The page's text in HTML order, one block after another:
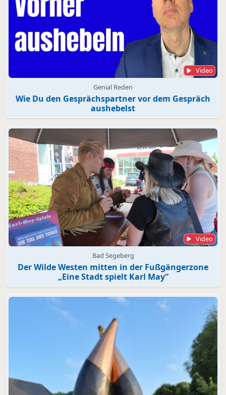
Video
Genial Reden
Wie Du den Gesprächspartner vor dem Gespräch
aushebelst
Video
Bad Segeberg
Der Wilde Westen mitten in der Fußgängerzone
„Eine Stadt spielt Karl May“